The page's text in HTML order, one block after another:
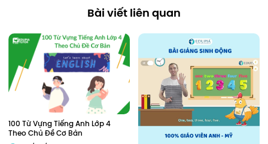
Bài viết liên quan
100 Từ Vựng Tiếng Anh Lớp 4
Theo Chủ Đề Cơ Bản